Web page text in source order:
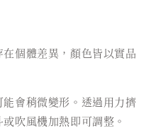
個體差異，顏色皆以實品
會稍微變形。透過用力擠
吹風機加熱即可調整。